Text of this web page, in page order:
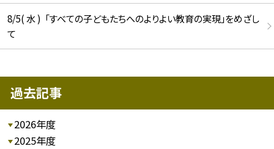
8/5( 水 ) 「すべての子どもたちへのよりよい教育の実現」をめざし
て
過去記事
2026年度
2025年度